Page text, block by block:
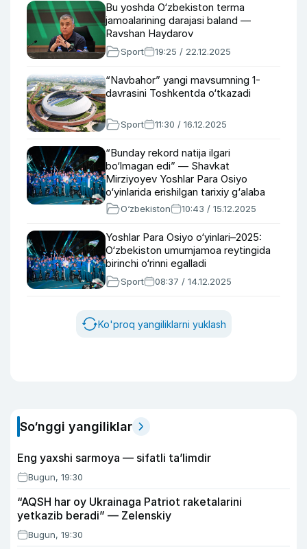
Bu yoshda O‘zbekiston terma
jamoalarining darajasi baland —
Ravshan Haydarov
Sport 19:25 / 22.12.2025
“Navbahor” yangi mavsumning 1-
davrasini Toshkentda o‘tkazadi
Sport 11:30 / 16.12.2025
“Bunday rekord natija ilgari
bo‘lmagan edi” — Shavkat
Mirziyoyev Yoshlar Para Osiyo
o‘yinlarida erishilgan tarixiy g‘alaba
bilan tabrikladi
O‘zbekiston 10:43 / 15.12.2025
Yoshlar Para Osiyo o‘yinlari–2025:
O‘zbekiston umumjamoa reytingida
birinchi o‘rinni egalladi
Sport 08:37 / 14.12.2025
Ko'proq yangiliklarni yuklash
So‘nggi yangiliklar
Eng yaxshi sarmoya — sifatli ta’limdir
Bugun, 19:30
“AQSH har oy Ukrainaga Patriot raketalarini
yetkazib beradi” — Zelenskiy
Bugun, 19:30